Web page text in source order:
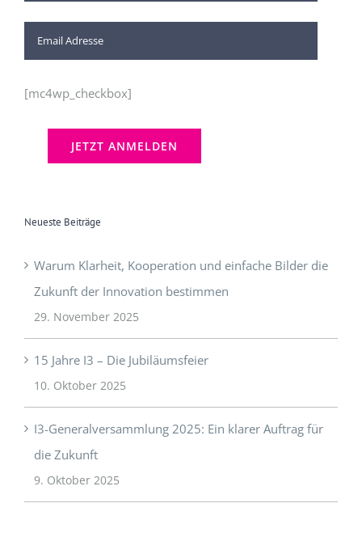
[mc4wp_checkbox]
Neueste Beiträge
Warum Klarheit, Kooperation und einfache Bilder die
Zukunft der Innovation bestimmen
29. November 2025
15 Jahre I3 – Die Jubiläumsfeier
10. Oktober 2025
I3-Generalversammlung 2025: Ein klarer Auftrag für
die Zukunft
9. Oktober 2025